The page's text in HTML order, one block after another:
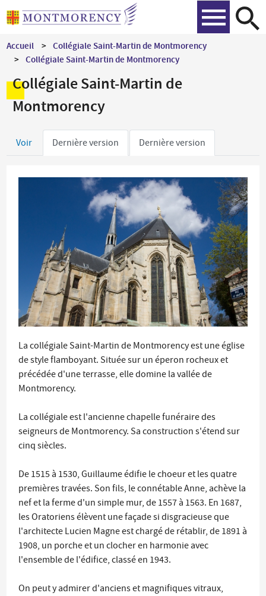
Aller
au
principal
Accueil
Collégiale Saint-Martin de Montmorency
Collégiale Saint-Martin de Montmorency
Collégiale Saint-Martin de
Montmorency
Onglets
Voir Dernière version Dernière version
La collégiale Saint-Martin de Montmorency est une église
de style flamboyant. Située sur un éperon rocheux et
précédée d'une terrasse, elle domine la vallée de
Montmorency.
La collégiale est l'ancienne chapelle funéraire des
seigneurs de Montmorency. Sa construction s'étend sur
cinq siècles.
De 1515 à 1530, Guillaume édifie le choeur et les quatre
premières travées. Son fils, le connétable Anne, achève la
nef et la ferme d'un simple mur, de 1557 à 1563. En 1687,
les Oratoriens élèvent une façade si disgracieuse que
l'architecte Lucien Magne est chargé de rétablir, de 1891 à
1908, un porche et un clocher en harmonie avec
l'ensemble de l'édifice, classé en 1943.
On peut y admirer d'anciens et magnifiques vitraux,